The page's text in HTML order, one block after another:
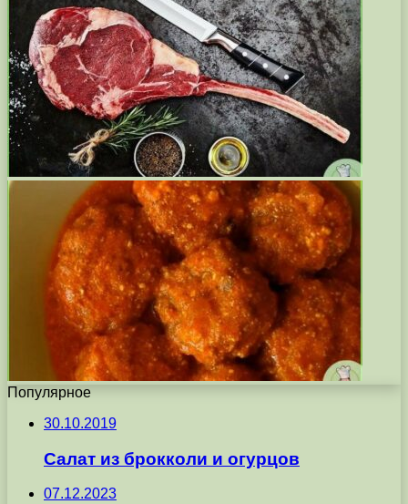
Популярное
30.10.2019
Салат из брокколи и огурцов
07.12.2023